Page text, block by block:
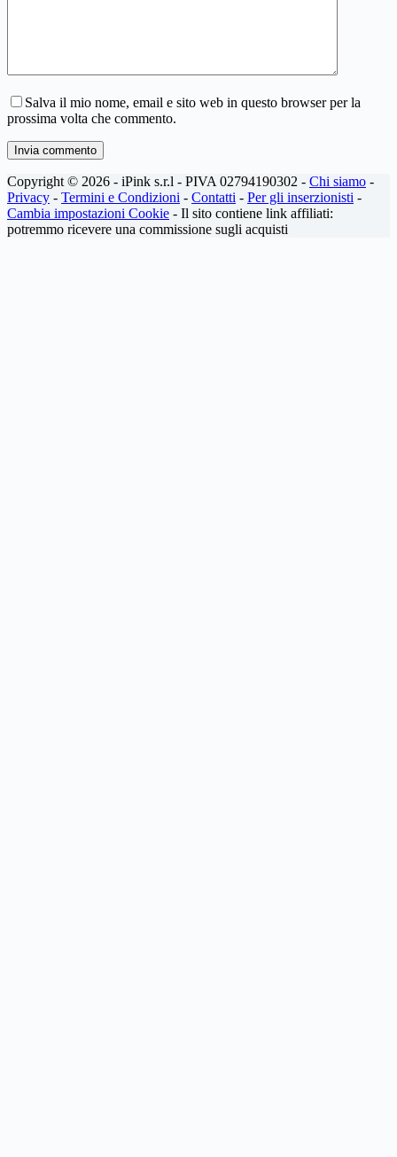
Salva il mio nome, email e sito web in questo browser per la
prossima volta che commento.
Invia commento
Copyright © 2026 - iPink s.r.l - PIVA 02794190302 - Chi siamo -
Privacy - Termini e Condizioni - Contatti - Per gli inserzionisti -
Cambia impostazioni Cookie - Il sito contiene link affiliati:
potremmo ricevere una commissione sugli acquisti